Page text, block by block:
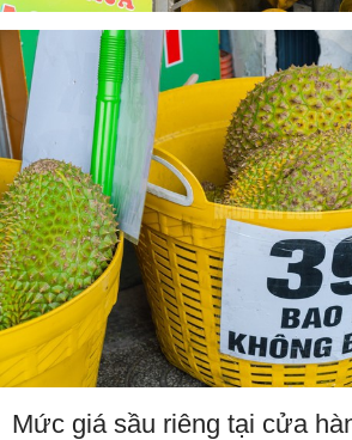
Mức giá sầu riêng tại cửa